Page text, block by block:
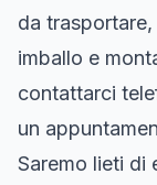
da
imballo e
contattarci
un
Saremo lieti di